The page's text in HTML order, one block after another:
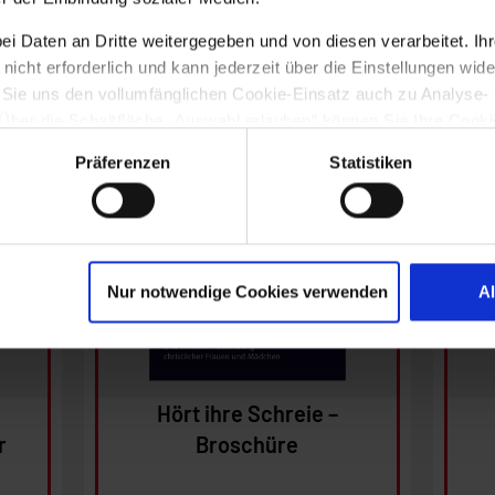
Daten an Dritte weitergegeben und von diesen verarbeitet.
erforderlich und kann jederzeit über die Einstellungen
Sie uns den vollumfänglichen Cookie-Einsatz auch zu Analyse-
des Europäischen Gerichtshofs die USA derzeit kein mit der
das Risiko der unbemerkten Datenverarbeitung durch
Präferenzen Statistiken
Nur notwendige Cookies verwenden
könnte Sie auch
Hört ihre Schreie –
Broschüre
Ansehen